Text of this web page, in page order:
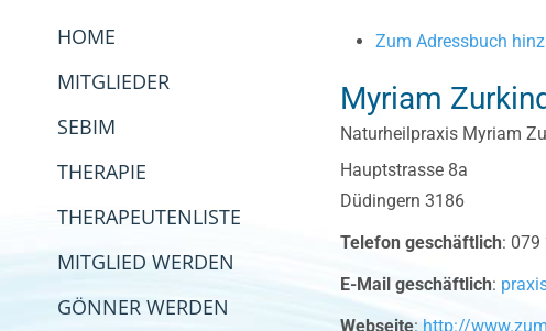
HOME
MITGLIEDER
SEBIM
THERAPIE
THERAPEUTENLISTE
MITGLIED WERDEN
GÖNNER WERDEN
Zum Adressbuch
Myriam
Naturheilpraxis Myriam
Hauptstrasse 8a
Düdingern 3186
Telefon geschäftlich: 079
E-Mail geschäftlich:
Webseite: http://